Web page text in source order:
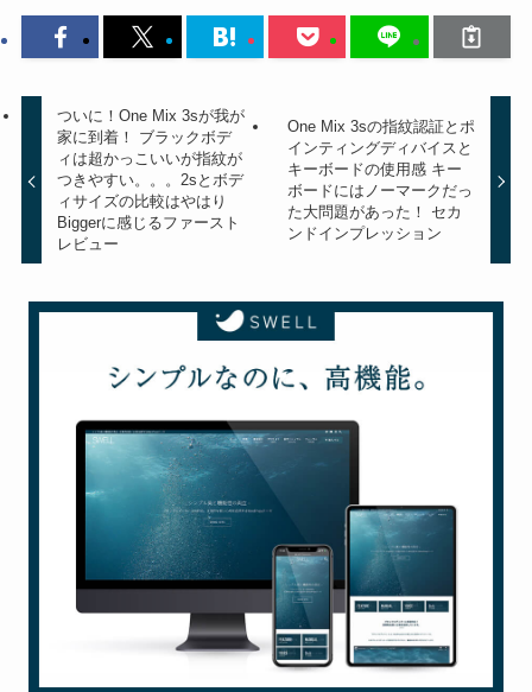
ついに！One Mix 3sが我が
家に到着！ ブラックボデ
ィは超かっこいいが指紋が
つきやすい。。。2sとボデ
ィサイズの比較はやはり
Biggerに感じるファースト
レビュー
One Mix 3sの指紋認証とポ
インティングディバイスと
キーボードの使用感 キー
ボードにはノーマークだっ
た大問題があった！ セカ
ンドインプレッション